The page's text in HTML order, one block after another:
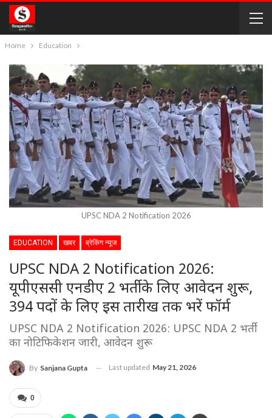
Home Education
UPSC NDA 2 Notification 2026
EDUCATION खबर ब्रेकिंग न्यूज
UPSC NDA 2 Notification 2026:
यूपीएससी एनडीए 2 भर्ती के लिए आवेदन शुरू,
394 पदों के लिए इस तारीख तक भरें फॉर्म
UPSC NDA 2 Notification 2026: UPSC NDA 2 भर्ती
का नोटिफिकेशन जारी, आवेदन शुरू
By Sanjana Gupta Last updated May 21, 2026
0